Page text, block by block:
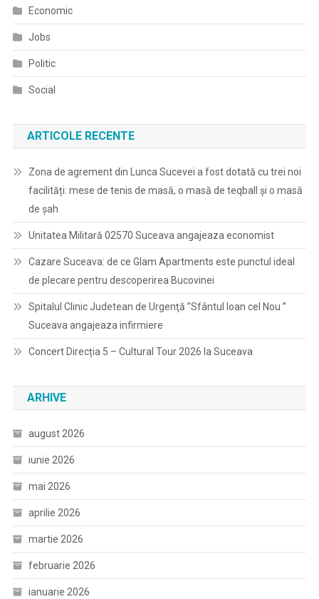
Economic
Jobs
Politic
Social
ARTICOLE RECENTE
Zona de agrement din Lunca Sucevei a fost dotată cu trei noi
facilități: mese de tenis de masă, o masă de teqball și o masă
de șah
Unitatea Militară 02570 Suceava angajeaza economist
Cazare Suceava: de ce Glam Apartments este punctul ideal
de plecare pentru descoperirea Bucovinei
Spitalul Clinic Judetean de Urgenţă ”Sfântul Ioan cel Nou ”
Suceava angajeaza infirmiere
Concert Direcția 5 – Cultural Tour 2026 la Suceava
ARHIVE
august 2026
iunie 2026
mai 2026
aprilie 2026
martie 2026
februarie 2026
ianuarie 2026